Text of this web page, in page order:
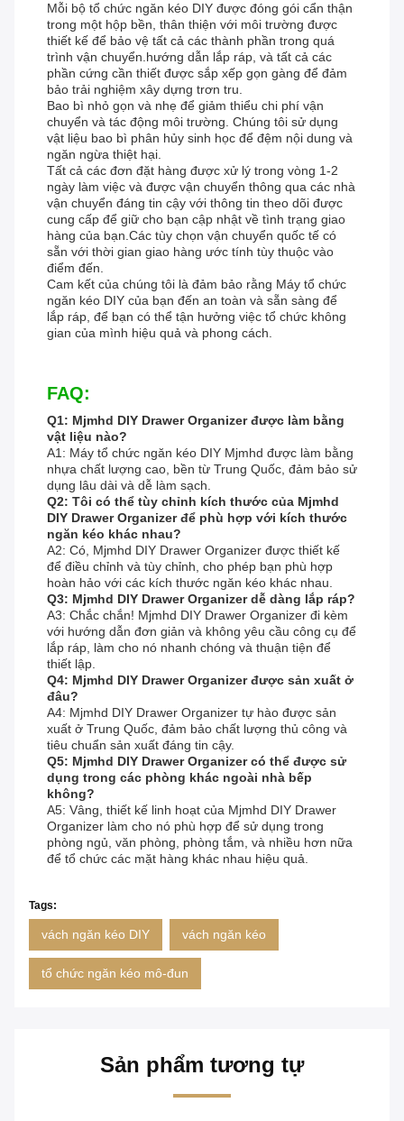
Mỗi bộ tổ chức ngăn kéo DIY được đóng gói cẩn thận
trong một hộp bền, thân thiện với môi trường được
thiết kế để bảo vệ tất cả các thành phần trong quá
trình vận chuyển.hướng dẫn lắp ráp, và tất cả các
phần cứng cần thiết được sắp xếp gọn gàng để đảm
bảo trải nghiệm xây dựng trơn tru.
Bao bì nhỏ gọn và nhẹ để giảm thiểu chi phí vận
chuyển và tác động môi trường. Chúng tôi sử dụng
vật liệu bao bì phân hủy sinh học để đệm nội dung và
ngăn ngừa thiệt hại.
Tất cả các đơn đặt hàng được xử lý trong vòng 1-2
ngày làm việc và được vận chuyển thông qua các nhà
vận chuyển đáng tin cậy với thông tin theo dõi được
cung cấp để giữ cho bạn cập nhật về tình trạng giao
hàng của bạn.Các tùy chọn vận chuyển quốc tế có
sẵn với thời gian giao hàng ước tính tùy thuộc vào
điểm đến.
Cam kết của chúng tôi là đảm bảo rằng Máy tổ chức
ngăn kéo DIY của bạn đến an toàn và sẵn sàng để
lắp ráp, để bạn có thể tận hưởng việc tổ chức không
gian của mình hiệu quả và phong cách.
FAQ:
Q1: Mjmhd DIY Drawer Organizer được làm bằng
vật liệu nào?
A1: Máy tổ chức ngăn kéo DIY Mjmhd được làm bằng
nhựa chất lượng cao, bền từ Trung Quốc, đảm bảo sử
dụng lâu dài và dễ làm sạch.
Q2: Tôi có thể tùy chỉnh kích thước của Mjmhd
DIY Drawer Organizer để phù hợp với kích thước
ngăn kéo khác nhau?
A2: Có, Mjmhd DIY Drawer Organizer được thiết kế
để điều chỉnh và tùy chỉnh, cho phép bạn phù hợp
hoàn hảo với các kích thước ngăn kéo khác nhau.
Q3: Mjmhd DIY Drawer Organizer dễ dàng lắp ráp?
A3: Chắc chắn! Mjmhd DIY Drawer Organizer đi kèm
với hướng dẫn đơn giản và không yêu cầu công cụ để
lắp ráp, làm cho nó nhanh chóng và thuận tiện để
thiết lập.
Q4: Mjmhd DIY Drawer Organizer được sản xuất ở
đâu?
A4: Mjmhd DIY Drawer Organizer tự hào được sản
xuất ở Trung Quốc, đảm bảo chất lượng thủ công và
tiêu chuẩn sản xuất đáng tin cậy.
Q5: Mjmhd DIY Drawer Organizer có thể được sử
dụng trong các phòng khác ngoài nhà bếp
không?
A5: Vâng, thiết kế linh hoạt của Mjmhd DIY Drawer
Organizer làm cho nó phù hợp để sử dụng trong
phòng ngủ, văn phòng, phòng tắm, và nhiều hơn nữa
để tổ chức các mặt hàng khác nhau hiệu quả.
Tags:
vách ngăn kéo DIY vách ngăn kéo
tổ chức ngăn kéo mô-đun
Sản phẩm tương tự